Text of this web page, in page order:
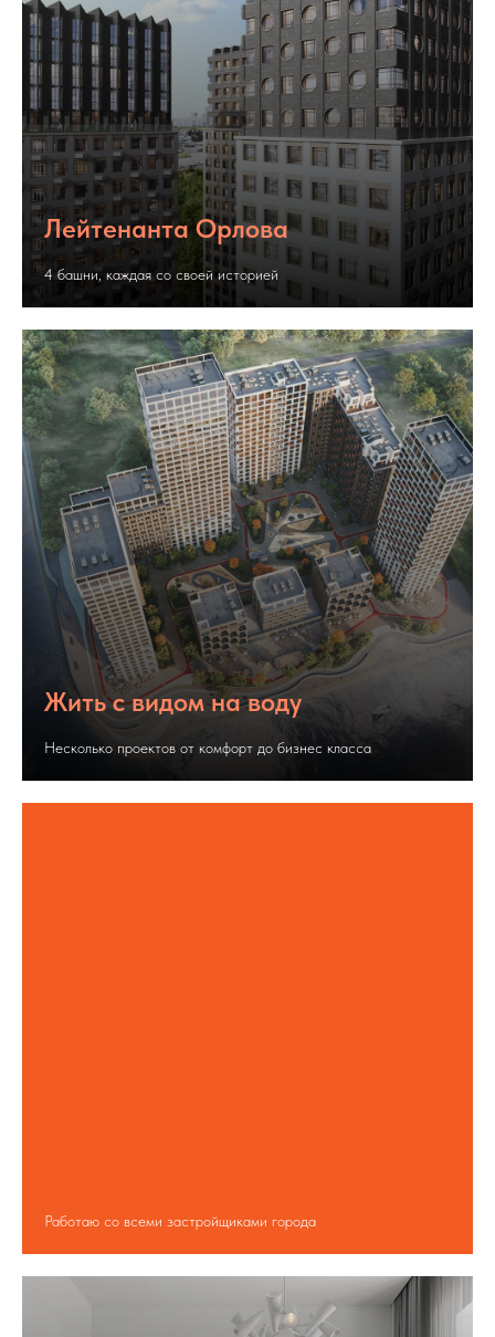
Лейтенанта Орлова
4 башни, каждая со своей историей
Жить с видом на воду
Несколько проектов от комфорт до бизнес класса
Работаю со всеми застройщиками города